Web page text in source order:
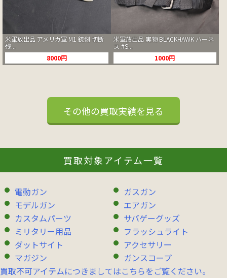
米軍放出品 アメリカ軍 M1 銃剣 切断
残...
8000円
米軍放出品 実物 BLACKHAWK ハーネ
ス #S...
1000円
その他の買取実績を見る
買取対象アイテム一覧
電動ガン
ガスガン
モデルガン
エアガン
カスタムパーツ
サバゲーグッズ
ミリタリー用品
フラッシュライト
ダットサイト
アクセサリー
マガジン
ガンスコープ
買取不可アイテムにつきましてはこちらをご覧ください。